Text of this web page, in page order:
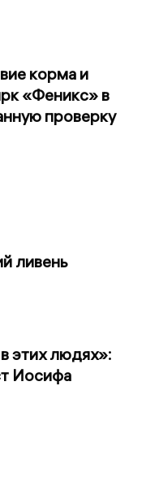
корма и
«Феникс» в
проверку
ливень
этих людях»:
Иосифа